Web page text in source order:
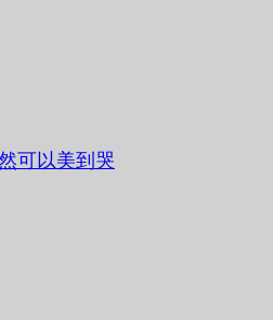
可以美到哭